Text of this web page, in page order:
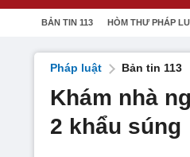
BẢN TIN 113 HÒM THƯ PHÁP
Pháp luật Bản tin 113
Khám nhà
2 khẩu súng